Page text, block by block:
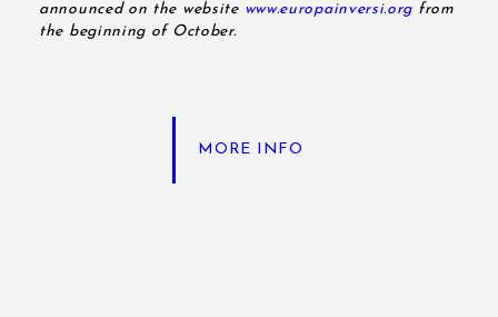
announced on the website www.europainversi.org from
the beginning of October.
MORE INFO